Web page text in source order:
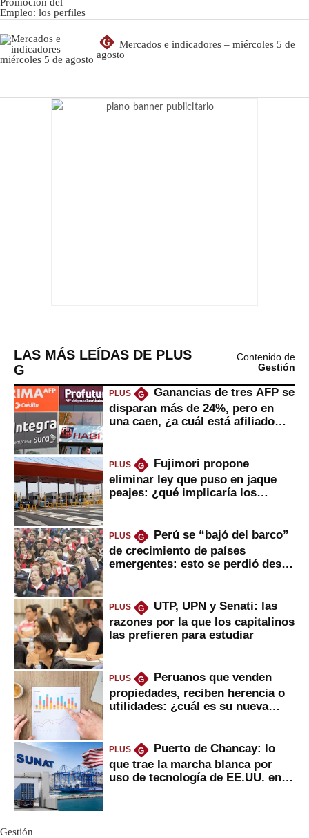
G
Mercados e indicadores – miércoles 5 de
agosto
LAS MÁS LEÍDAS DE PLUS
G
Contenido de
Gestión
PLUS G
Ganancias de tres AFP se
disparan más de 24%, pero en
una caen, ¿a cuál está afiliado
PLUS G
Fujimori propone
eliminar ley que puso en jaque
peajes: ¿qué implicaría los
PLUS G
Perú se “bajó del barco”
de crecimiento de países
emergentes: esto se perdió desde
PLUS G
UTP, UPN y Senati: las
razones por la que los capitalinos
las prefieren para estudiar
PLUS G
Peruanos que venden
propiedades, reciben herencia o
utilidades: ¿cuál es su nueva
PLUS G
Puerto de Chancay: lo
que trae la marcha blanca por
uso de tecnología de EE.UU. en
Gestión